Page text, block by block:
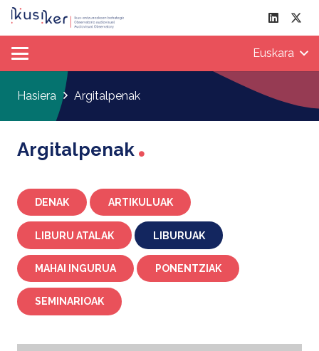
Euskara
Hasiera Argitalpenak
Argitalpenak
DENAK ARTIKULUAK
LIBURU ATALAK LIBURUAK
MAHAI INGURUA PONENTZIAK
SEMINARIOAK